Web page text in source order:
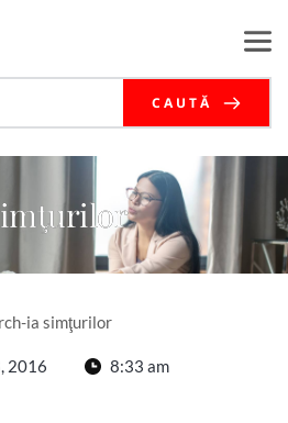
CAUTĂ
ia simţurilor
2016
8:33 am